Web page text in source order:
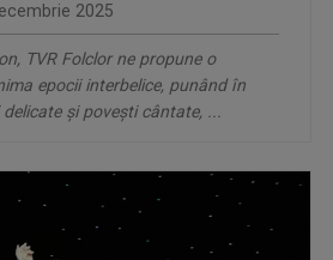
2025
TVR Folclor ne propune o
epocii interbelice, punând în
și povești cântate, ...